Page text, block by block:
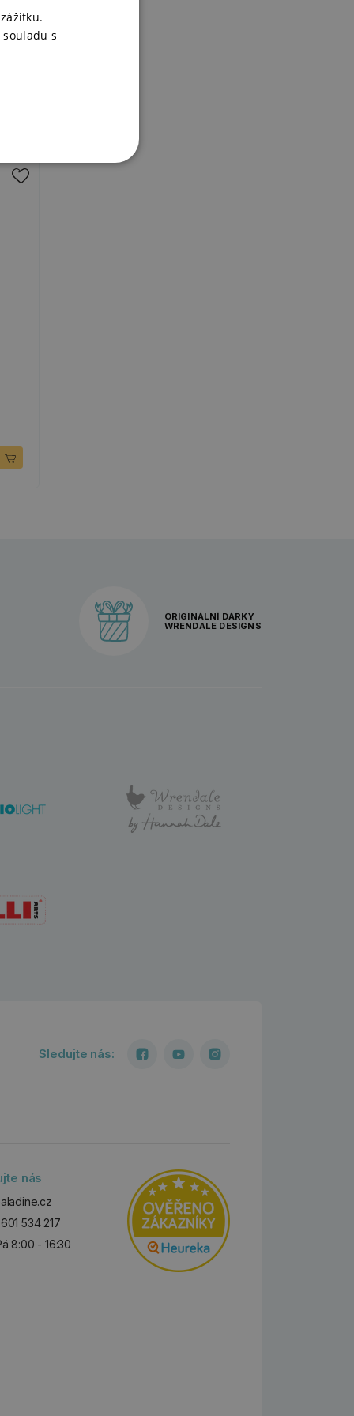
ORIGINÁLNÍ DÁRKY
WRENDALE DESIGNS
Sledujte nás:
nás
534 217
8:00 - 16:30
souladu s